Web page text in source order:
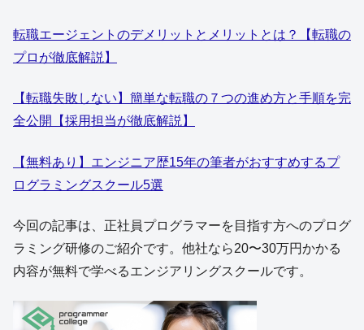
転職エージェントのデメリットとメリットとは？【転職の
プロが徹底解説】
【転職失敗しない】簡単な転職の７つの進め方と手順を完
全公開【採用担当が徹底解説】
【無料あり】エンジニア歴15年の筆者がおすすめするプ
ログラミングスクール5選
今回の記事は、正社員プログラマーを目指す方へのプログ
ラミング研修のご紹介です。他社なら20〜30万円かかる
内容が無料で学べるエンジアリングスクールです。